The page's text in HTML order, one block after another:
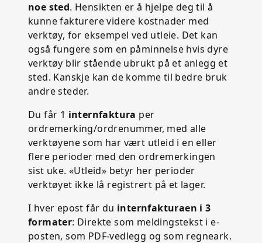
noe sted. Hensikten er å hjelpe deg til å
kunne fakturere videre kostnader med
verktøy, for eksempel ved utleie. Det kan
også fungere som en påminnelse hvis dyre
verktøy blir stående ubrukt på et anlegg et
sted. Kanskje kan de komme til bedre bruk
andre steder.
Du får 1 internfaktura per
ordremerking/ordrenummer, med alle
verktøyene som har vært utleid i en eller
flere perioder med den ordremerkingen
sist uke. «Utleid» betyr her perioder
verktøyet ikke lå registrert på et lager.
I hver epost får du internfakturaen i 3
formater: Direkte som meldingstekst i e-
posten, som PDF-vedlegg og som regneark.